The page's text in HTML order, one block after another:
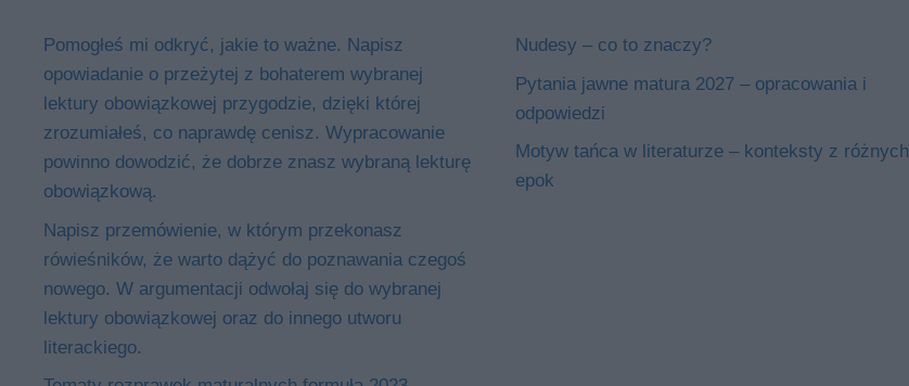
Pomogłeś mi odkryć, jakie to ważne. Napisz
opowiadanie o przeżytej z bohaterem wybranej
lektury obowiązkowej przygodzie, dzięki której
zrozumiałeś, co naprawdę cenisz. Wypracowanie
powinno dowodzić, że dobrze znasz wybraną lekturę
obowiązkową.
Napisz przemówienie, w którym przekonasz
rówieśników, że warto dążyć do poznawania czegoś
nowego. W argumentacji odwołaj się do wybranej
lektury obowiązkowej oraz do innego utworu
literackiego.
Nudesy – co to znaczy?
Pytania jawne matura 2027 – opracowania i
odpowiedzi
Motyw tańca w literaturze – konteksty z różnych
epok